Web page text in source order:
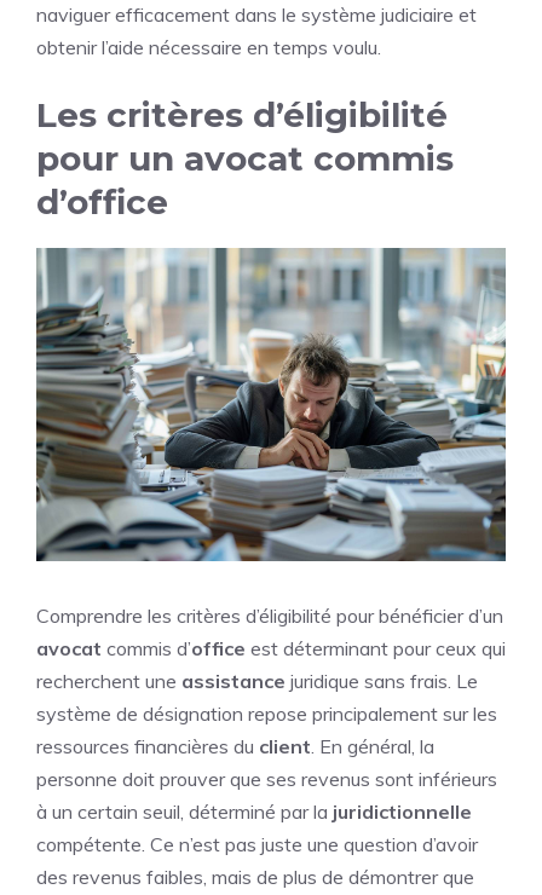
naviguer efficacement dans le système judiciaire et
obtenir l’aide nécessaire en temps voulu.
Les critères d’éligibilité
pour un avocat commis
d’office
Comprendre les critères d’éligibilité pour bénéficier d’un
avocat commis d’office est déterminant pour ceux qui
recherchent une assistance juridique sans frais. Le
système de désignation repose principalement sur les
ressources financières du client . En général, la
personne doit prouver que ses revenus sont inférieurs
à un certain seuil, déterminé par la juridictionnelle
compétente. Ce n’est pas juste une question d’avoir
des revenus faibles, mais de plus de démontrer que